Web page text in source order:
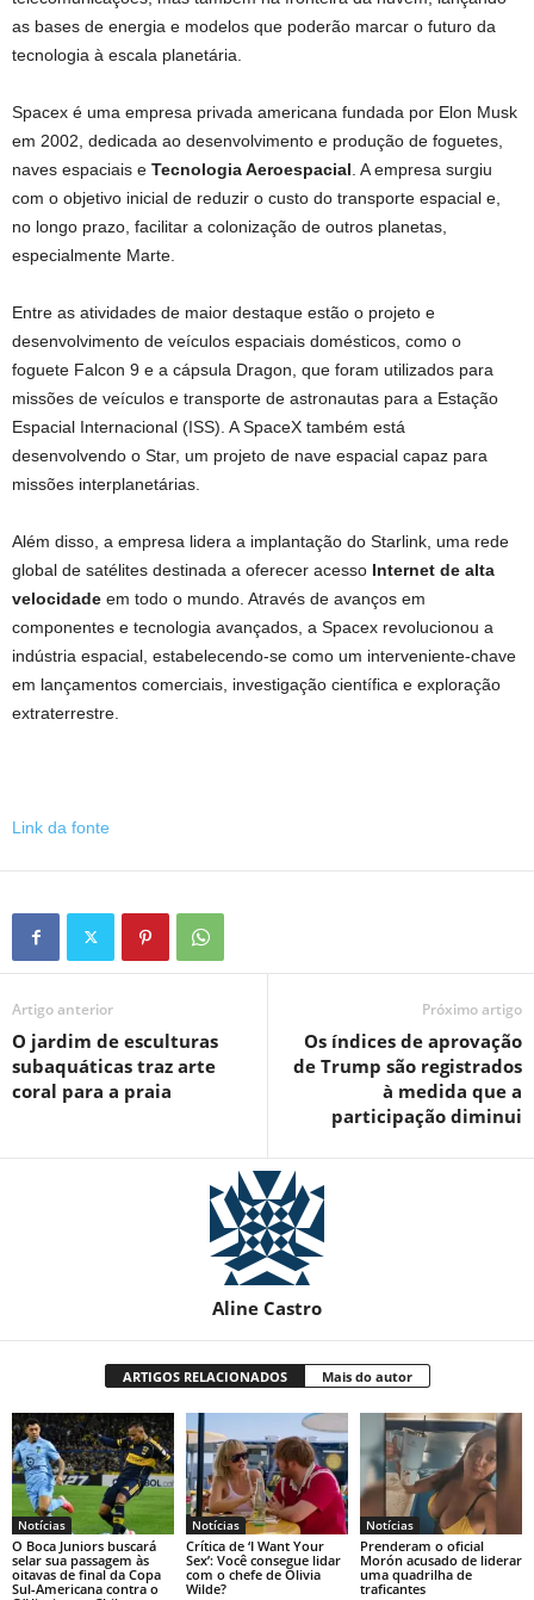
as bases de energia e modelos que poderão marcar o futuro da
tecnologia à escala planetária.
Spacex é uma empresa privada americana fundada por Elon Musk
em 2002, dedicada ao desenvolvimento e produção de foguetes,
naves espaciais e Tecnologia Aeroespacial . A empresa surgiu
com o objetivo inicial de reduzir o custo do transporte espacial e,
no longo prazo, facilitar a colonização de outros planetas,
especialmente Marte.
Entre as atividades de maior destaque estão o projeto e
desenvolvimento de veículos espaciais domésticos, como o
foguete Falcon 9 e a cápsula Dragon, que foram utilizados para
missões de veículos e transporte de astronautas para a Estação
Espacial Internacional (ISS). A SpaceX também está
desenvolvendo o Star, um projeto de nave espacial capaz para
missões interplanetárias.
Além disso, a empresa lidera a implantação do Starlink, uma rede
global de satélites destinada a oferecer acesso Internet de alta
velocidade em todo o mundo. Através de avanços em
componentes e tecnologia avançados, a Spacex revolucionou a
indústria espacial, estabelecendo-se como um interveniente-chave
em lançamentos comerciais, investigação científica e exploração
extraterrestre.
Link da fonte
Artigo anterior
O jardim de esculturas
subaquáticas traz arte
coral para a praia
Próximo artigo
Os índices de aprovação
de Trump são registrados
à medida que a
participação diminui
Aline Castro
ARTIGOS RELACIONADOS Mais do autor
Notícias
O Boca Juniors buscará
selar sua passagem às
oitavas de final da Copa
Sul-Americana contra o
Notícias
Crítica de ‘I Want Your
Sex’: Você consegue lidar
com o chefe de Olivia
Wilde?
Notícias
Prenderam o oficial
Morón acusado de liderar
uma quadrilha de
traficantes